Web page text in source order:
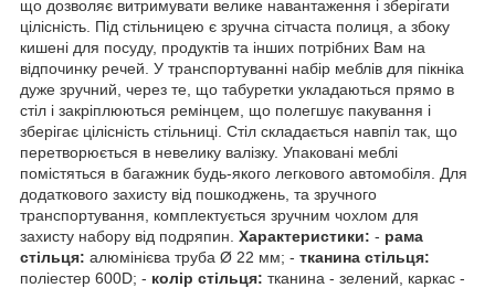
що дозволяє витримувати велике навантаження і зберігати
цілісність. Під стільницею є зручна сітчаста полиця, а збоку
кишені для посуду, продуктів та інших потрібних Вам на
відпочинку речей. У транспортуванні набір меблів для пікніка
дуже зручний, через те, що табуретки укладаються прямо в
стіл і закріплюються ремінцем, що полегшує пакування і
зберігає цілісність стільниці. Стіл складається навпіл так, що
перетворюється в невелику валізку. Упаковані меблі
помістяться в багажник будь-якого легкового автомобіля. Для
додаткового захисту від пошкоджень, та зручного
транспортування, комплектується зручним чохлом для
захисту набору від подряпин. Характеристики: - рама
стільця: алюмінієва труба Ø 22 мм; - тканина стільця:
поліестер 600D; - колір стільця: тканина - зелений, каркас -